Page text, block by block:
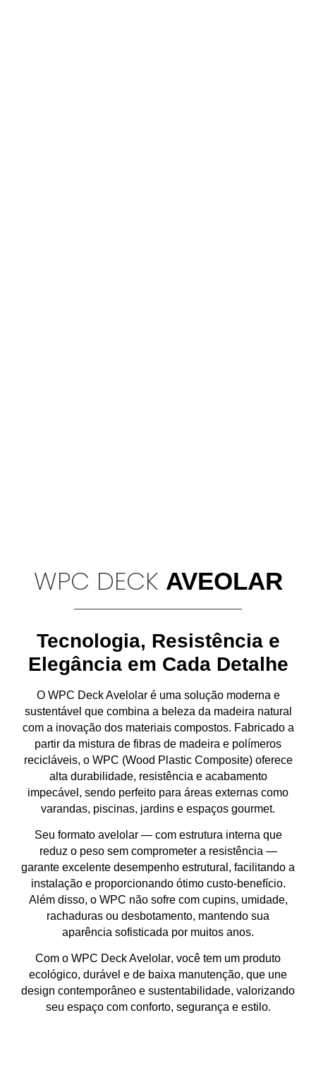
WPC DECK AVEOLAR
Tecnologia, Resistência e
Elegância em Cada Detalhe
O WPC Deck Avelolaré uma solução moderna e
sustentável que combina a beleza da madeira natural
com a inovação dos materiais compostos. Fabricado a
partir da mistura de fibras de madeira e polímeros
recicláveis, o WPC (Wood Plastic Composite) oferece
alta durabilidade, resistência e acabamento
impecável , sendo perfeito para áreas externas como
varandas, piscinas, jardins e espaços gourmet.
Seu formato avelolar— com estrutura interna que
reduz o peso sem comprometer a resistência —
garante excelente desempenho estrutural , facilitando a
instalação e proporcionando ótimo custo-benefício.
Além disso, o WPC não sofre com cupins, umidade,
rachaduras ou desbotamento, mantendo sua
aparência sofisticada por muitos anos.
Com o WPC Deck Avelolar, você tem um produto
ecológico, durável e de baixa manutenção, que une
design contemporâneo e sustentabilidade, valorizando
seu espaço com conforto, segurança e estilo.